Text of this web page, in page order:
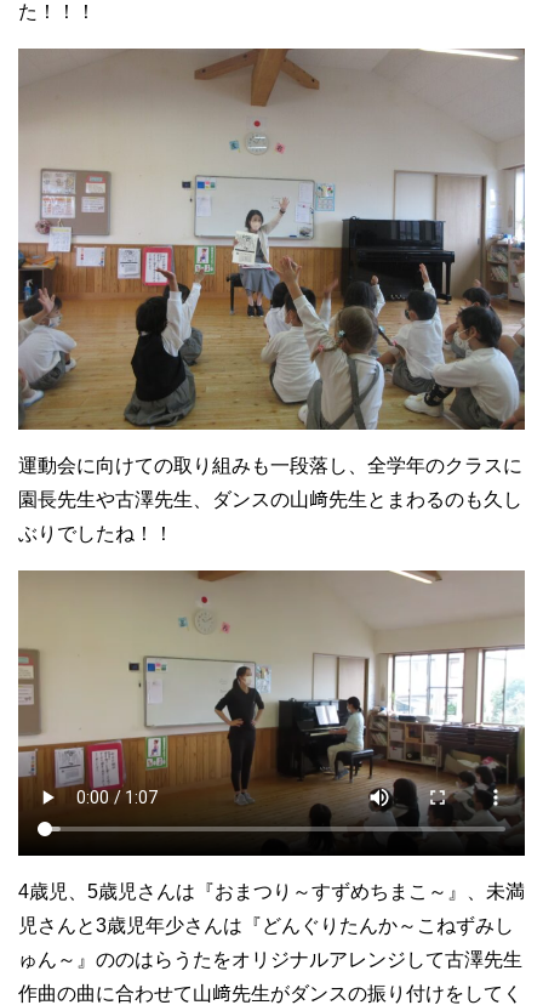
た！！！
運動会に向けての取り組みも一段落し、全学年のクラスに
園長先生や古澤先生、ダンスの山﨑先生とまわるのも久し
ぶりでしたね！！
4歳児、5歳児さんは『おまつり～すずめちまこ～』、未満
児さんと3歳児年少さんは『どんぐりたんか～こねずみし
ゅん～』ののはらうたをオリジナルアレンジして古澤先生
作曲の曲に合わせて山﨑先生がダンスの振り付けをしてく